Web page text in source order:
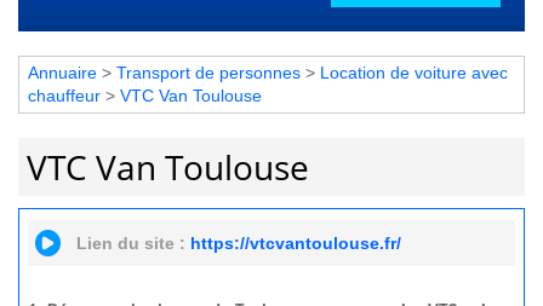
Annuaire > Transport de personnes > Location de voiture avec
chauffeur > VTC Van Toulouse
VTC Van Toulouse
Lien du site : https://vtcvantoulouse.fr/